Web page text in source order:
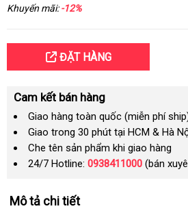
Khuyến mãi:-12%
ĐẶT HÀNG
Cam kết bán hàng
Giao hàng toàn quốc (miễn phí
Giao trong 30 phút tại HCM & Hà
Che tên sản phẩm khi giao hàng
24/7 Hotline: 0938411000 (bán
Mô tả chi tiết